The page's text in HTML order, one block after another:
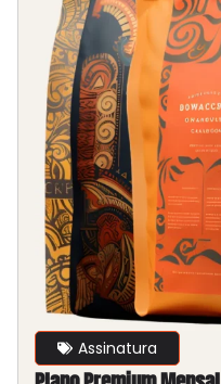
Assinatura